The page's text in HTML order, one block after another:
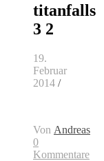
titanfalls
3 2
19.
Februar
2014 /
Von Andreas
0
Kommentare